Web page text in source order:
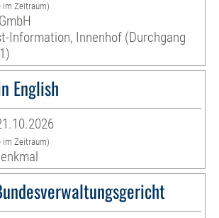
im Zeitraum)
Information, Innenhof (Durchgang
English
im Zeitraum)